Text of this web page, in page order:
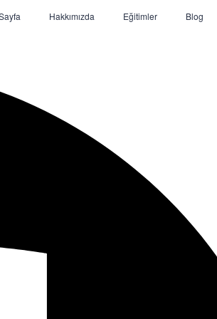
Hakkımızda Eğitimler Blog